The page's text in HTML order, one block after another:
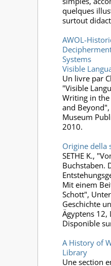
quelques
surtout
AWOL-
Systems
Visible
Un livre par
"Visible
Writing in the
and
Museum
2010.
Origine della
SETHE K.,
Buchstaben.
Mit einem
Schott",
Geschichte
Ägyptens 12,
Disponible
A History of
Library
Une section